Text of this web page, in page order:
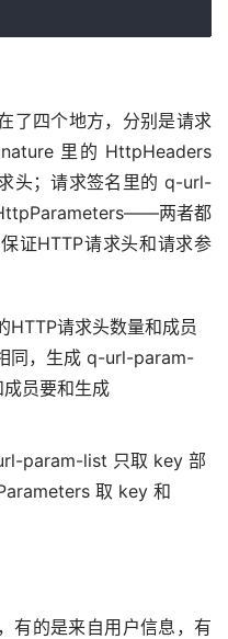
了四个地方，分别是请求
里的 HttpHeaders
头；请求签名里的 q-url-
两者都
证HTTP请求头和请求参
请求头数量和成员
同，生成 q-url-param-
员要和生成
param-list 只取 key 部
取 key 和
有的是来自用户信息，有